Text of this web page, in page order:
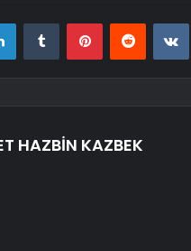
LinkedInTumblr PinterestReddit
HAZBİN KAZBEK